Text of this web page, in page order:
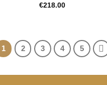
€218.00
1 2 3 4 5